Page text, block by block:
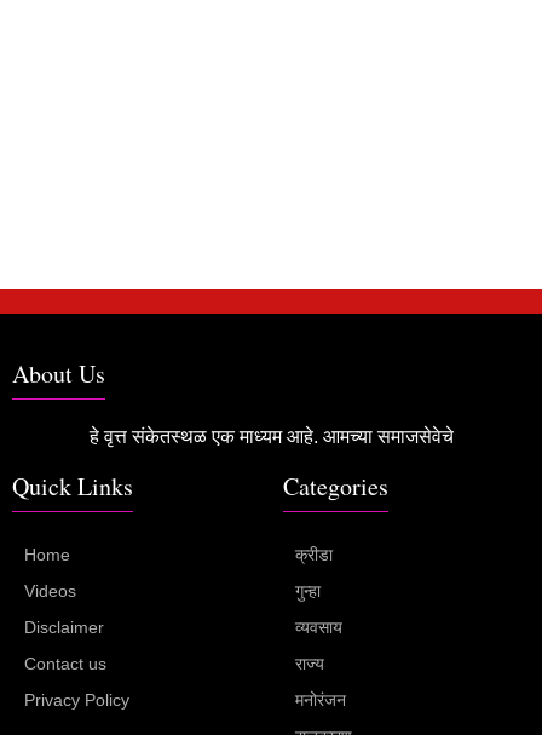
About Us
हे वृत्त संकेतस्थळ एक माध्यम आहे. आमच्या समाजसेवेचे
Quick Links
Home
Videos
Disclaimer
Contact us
Privacy Policy
Categories
क्रीडा
गुन्हा
व्यवसाय
राज्य
मनोरंजन